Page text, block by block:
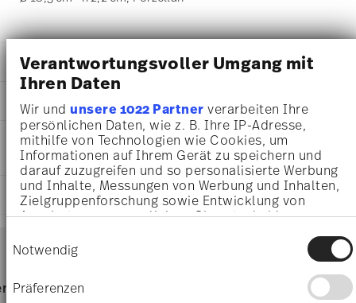
Verantwortungsvoller Umgang mit
Ihren Daten
Wir undunsere 1022 Partner verarbeiten Ihre
persönlichen Daten, wie z. B. Ihre IP-Adresse,
mithilfe von Technologien wie Cookies, um
Informationen auf Ihrem Gerät zu speichern und
darauf zuzugreifen und so personalisierte Werbung
und Inhalte, Messungen von Werbung und Inhalten,
Zielgruppenforschung sowie Entwicklung von
Angeboten zu ermöglichen. Sie entscheiden
Sie können Ihre Einwilligung jederzeit über die
Cookie-Erklärung oder durch Klicken auf das
Privacy Trigger Symbol ändern oder widerrufen
Notwendig
Präferenzen
DETAILS
Versace
Barocco
Barocco Haze
Porzellan
Haze
14085-403767-25814
4012437394498
DE
MA
18,30 cm
13,20 cm
13,20 cm
2,20 cm
253 gr
14,50 cm
PFLEGE- UND
SICHERHEITSINFORMATIONEN
Nur von Hand reinigen Lebensmittelkontakt sicher
LIEFERUNG UND RÜCKSENDUNG
Lieferzeiten & Versand
Footer